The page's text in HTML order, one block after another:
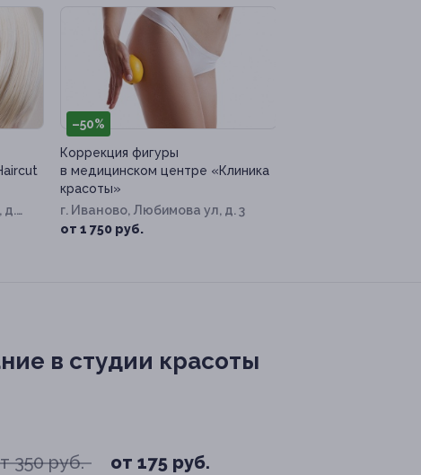
д.
–50%
Коррекция фигуры
в медицинском центре «Клиника
красоты»
г. Иваново, Любимова ул, д. 3
от 1 750 руб.
в студии красоты
350 руб. от 175 руб.